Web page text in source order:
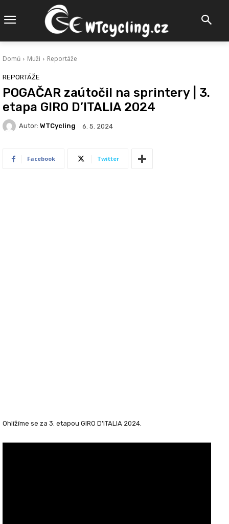
Domů Muži Reportáže
REPORTÁŽE
POGAČAR zaútočil na sprintery | 3.
etapa GIRO D’ITALIA 2024
Autor: WTCycling 6. 5. 2024
Facebook Twitter
Ohlížíme se za 3. etapou GIRO D’ITALIA 2024.